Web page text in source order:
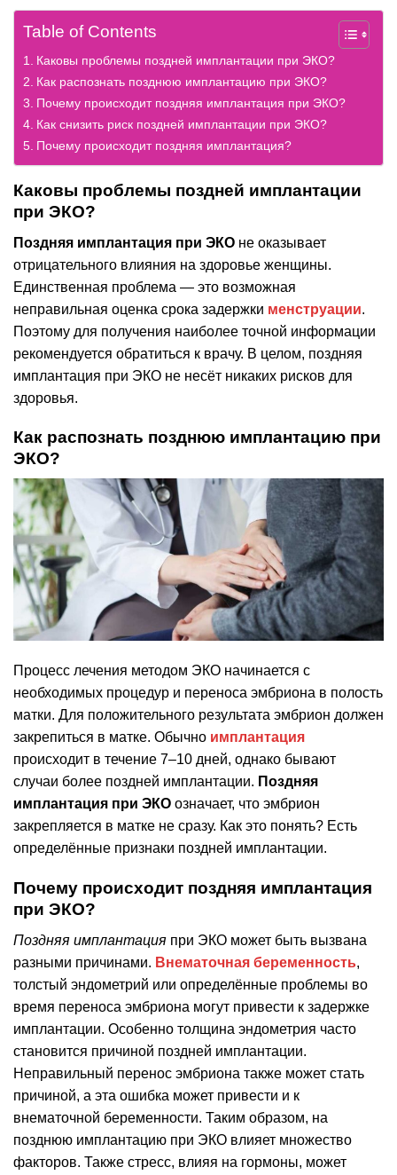
Table of Contents
Каковы проблемы поздней имплантации при ЭКО?
Как распознать позднюю имплантацию при ЭКО?
Почему происходит поздняя имплантация при ЭКО?
Как снизить риск поздней имплантации при ЭКО?
Почему происходит поздняя имплантация?
Каковы проблемы поздней имплантации
при ЭКО?
Поздняя имплантация при ЭКО не оказывает
отрицательного влияния на здоровье женщины.
Единственная проблема — это возможная
неправильная оценка срока задержки менструации.
Поэтому для получения наиболее точной информации
рекомендуется обратиться к врачу. В целом, поздняя
имплантация при ЭКО не несёт никаких рисков для
здоровья.
Как распознать позднюю имплантацию при
ЭКО?
Процесс лечения методом ЭКО начинается с
необходимых процедур и переноса эмбриона в полость
матки. Для положительного результата эмбрион должен
закрепиться в матке. Обычно имплантация
происходит в течение 7–10 дней, однако бывают
случаи более поздней имплантации. Поздняя
имплантация при ЭКО означает, что эмбрион
закрепляется в матке не сразу. Как это понять? Есть
определённые признаки поздней имплантации.
Почему происходит поздняя имплантация
при ЭКО?
Поздняя имплантация при ЭКО может быть вызвана
разными причинами. Внематочная беременность,
толстый эндометрий или определённые проблемы во
время переноса эмбриона могут привести к задержке
имплантации. Особенно толщина эндометрия часто
становится причиной поздней имплантации.
Неправильный перенос эмбриона также может стать
причиной, а эта ошибка может привести и к
внематочной беременности. Таким образом, на
позднюю имплантацию при ЭКО влияет множество
факторов. Также стресс, влияя на гормоны, может